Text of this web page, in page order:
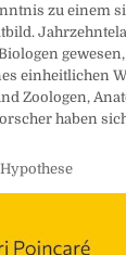
zu einem
einheitlichen
Zoologen,
haben